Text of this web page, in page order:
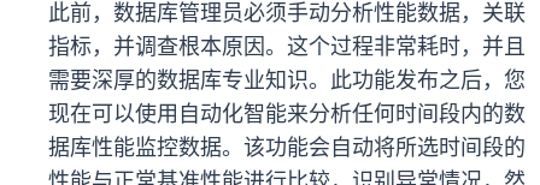
此前，数据库管理员必须手动分析性能数据，关联
指标，并调查根本原因。这个过程非常耗时，并且
需要深厚的数据库专业知识。此功能发布之后，您
现在可以使用自动化智能来分析任何时间段内的数
据库性能监控数据。该功能会自动将所选时间段的